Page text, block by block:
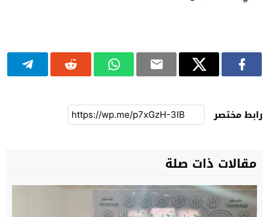
رابط مختصر
مقالات ذات صلة